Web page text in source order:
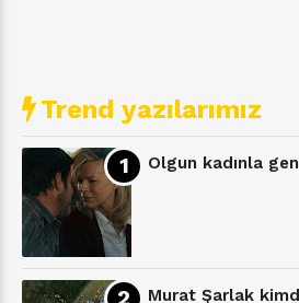
Trend yazılarımız
Olgun kadınla
Murat Şarlak